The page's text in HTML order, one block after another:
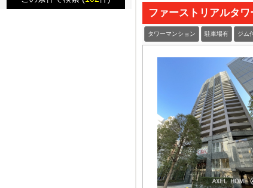
ファーストリアルタワ
タワーマンション 駐車場有 ジム